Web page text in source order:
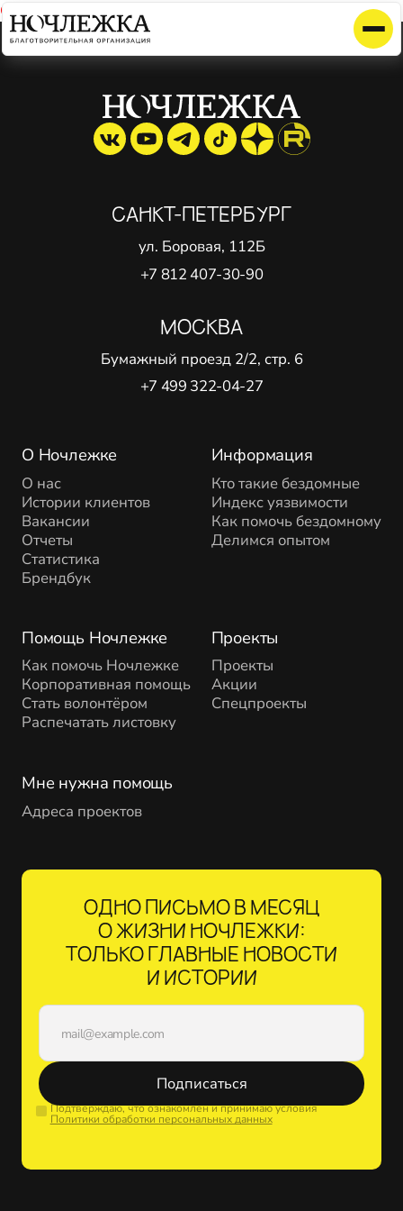
Cannot find 'interview' template with page 'detail'
О Ночлежке
О нас
Истории клиентов
Вакансии
Отчеты
Статистика
Брендбук
Помощь Ночлежке
Как помочь Ночлежке
Корпоративная помощь
Стать волонтёром
Распечатать листовку
Проекты
Проекты
Акции
Спецпроекты
Информация
Кто такие бездомные
Индекс уязвимости
Как помочь бездомному
Делимся опытом
Мне нужна помощь
Адреса проектов
САНКТ-ПЕТЕРБУРГ
ул. Боровая, 112Б
+7 812 407-30-90
МОСКВА
Бумажный проезд 2/2, стр. 6
+7 499 322-04-27
ОДНО ПИСЬМО В МЕСЯЦ
О ЖИЗНИ НОЧЛЕЖКИ:
ТОЛЬКО ГЛАВНЫЕ НОВОСТИ
И ИСТОРИИ
Подписаться
Подтверждаю, что ознакомлен и принимаю условия
Политики обработки персональных данных